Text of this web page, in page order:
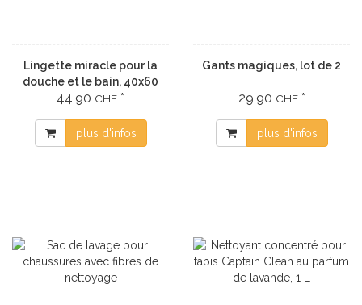
Lingette miracle pour la
douche et le bain, 40x60
cm, set de 3 pièces
44,90 CHF *
plus d'infos
Gants magiques, lot de 2
29,90 CHF*
plus d'infos